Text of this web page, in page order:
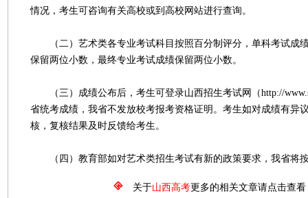
情况，考生可咨询有关高校或到高校网站进行查询。
（二）艺术类各专业考试科目按照百分制评分，单科考试成
保留两位小数，最终专业考试成绩保留两位小数。
（三）成绩公布后，考生可登录山西招生考试网（http://
省统考成绩，我省不发放校考报考资格证明。考生如对成绩有异
核，复核结果及时反馈给考生。
（四）教育部如对艺术类招生考试有新的政策要求，我省将
关于山西高考更多的相关文章请点击查看